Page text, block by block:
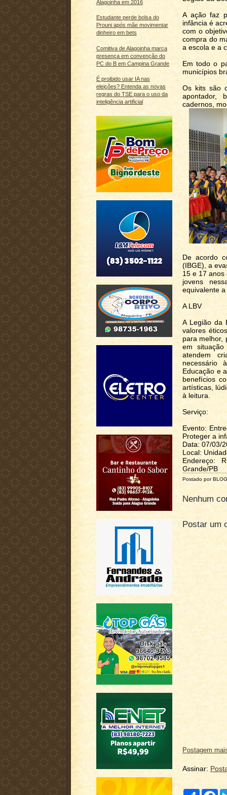
Alagoinha em 2016
Estudante perde bolsa do
Prouni após mãe movimentar
dinheiro em bets
Comitiva de Alagoinha marca
presença em convenção do
PC do B em Campina Grande
É proibido usar IA nas
eleições? Entenda as novas
regras do TSE para o uso da
inteligência artificial
A ação faz
infância é
com o
compra do
a escola e a
Em todo o
municípios
Os kits são
apontador,
cadernos,
De acordo
(IBGE), a
15 e 17 anos
jovens
equivalente
A LBV
A Legião da
valores
para melhor,
em
atendem
necessário
Educação e
benefícios
artísticas,
à leitura.
Serviço:
Evento:
Proteger a
Data: 07/03/
Local:
Endereço:
Grande/PB
Postado por
Nenhum
Postar um
Postagem
Assinar:
C
F